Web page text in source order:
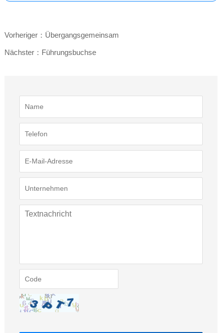
Vorheriger：Übergangsgemeinsam
Nächster：Führungsbuchse